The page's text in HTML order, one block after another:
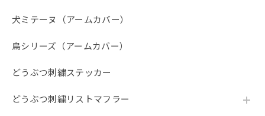
犬ミテーヌ（アームカバー）
鳥シリーズ（アームカバー）
どうぶつ刺繍ステッカー
どうぶつ刺繍リストマフラー